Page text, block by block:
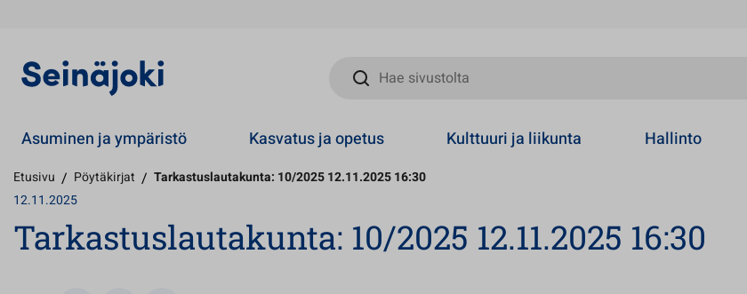
Hae sivustolta
Asuminen ja ympäristö Kasvatus ja opetus Kulttuuri ja liikunta Hallinto
Etusivu / Pöytäkirjat / Tarkastuslautakunta: 10/2025 12.11.2025 16:30
12.11.2025
Tarkastuslautakunta: 10/2025 12.11.2025 16:30